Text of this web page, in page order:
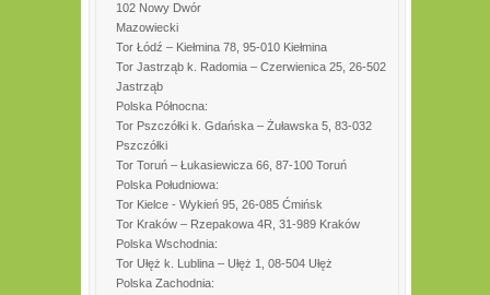
102 Nowy Dwór
Mazowiecki
Tor Łódź – Kiełmina 78, 95-010 Kiełmina
Tor Jastrząb k. Radomia – Czerwienica 25, 26-502
Jastrząb
Polska Północna:
Tor Pszczółki k. Gdańska – Żuławska 5, 83-032
Pszczółki
Tor Toruń – Łukasiewicza 66, 87-100 Toruń
Polska Południowa:
Tor Kielce - Wykień 95, 26-085 Ćmińsk
Tor Kraków – Rzepakowa 4R, 31-989 Kraków
Polska Wschodnia:
Tor Ułęż k. Lublina – Ułęż 1, 08-504 Ułęż
Polska Zachodnia: